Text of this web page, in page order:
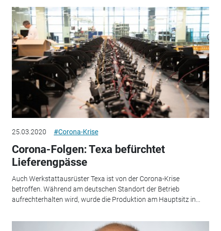
25.03.2020 #Corona-Krise
Corona-Folgen: Texa befürchtet
Lieferengpässe
Auch Werkstattausrüster Texa ist von der Corona-Krise
betroffen. Während am deutschen Standort der Betrieb
aufrechterhalten wird, wurde die Produktion am Hauptsitz in...